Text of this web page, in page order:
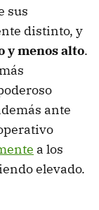
sus
distinto, y
y menos alto.
ante
a los
elevado.